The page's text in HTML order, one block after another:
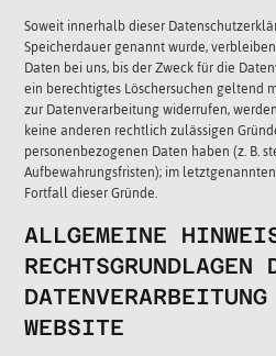
Soweit innerhalb dieser
Speicherdauer genannt wurde,
Daten bei uns, bis der Zweck für die
ein berechtigtes Löschersuchen geltend
zur Datenverarbeitung widerrufen,
keine anderen rechtlich zulässigen
personenbezogenen Daten haben (z. B.
Aufbewahrungsfristen); im
Fortfall dieser Gründe.
ALLGEMEINE
RECHTSGRUNDLAGEN
WEBSITE